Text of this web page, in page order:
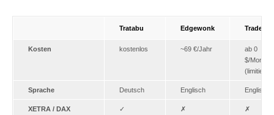
Tratabu Edgewonk
Kosten kostenlos ~69 €/Jahr
ab 0
$/Monat
(limitiert)
Sprache Deutsch Englisch Englisch
XETRA / DAX
✓
✗ ✗